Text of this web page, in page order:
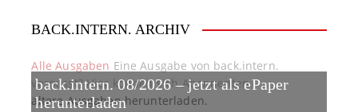
back.intern. 08/2026 – jetzt als ePaper
herunterladen
BACK.INTERN. ARCHIV
Alle Ausgaben Eine Ausgabe von back.intern.
verpasst? Hier können sich Abonnenten
ältere Ausgaben herunterladen.